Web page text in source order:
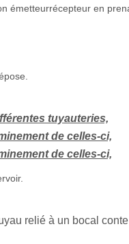
émetteurrécepteur en
tuyauteries,
de celles-ci,
de celles-ci,
relié à un bocal